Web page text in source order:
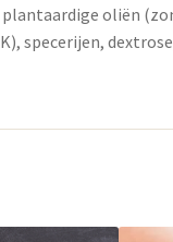
oliën
specerijen,